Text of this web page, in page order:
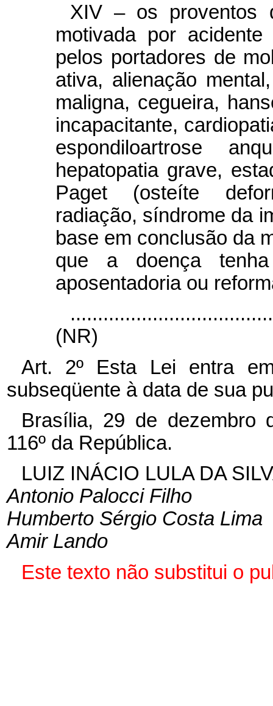
XIV – os proventos
motivada por
pelos portadores de
ativa, alienação
maligna, cegueira,
incapacitante,
espondiloartrose
hepatopatia grave,
Paget (osteíte
radiação, síndrome da
base em conclusão da
que a doença
aposentadoria ou
(NR)
Art. 2º Esta Lei entra
subseqüente à data de sua
Brasília, 29 de dezembro
116º da República.
LUIZ INÁCIO LULA DA
Antonio Palocci Filho
Humberto Sérgio Costa Lima
Amir Lando
Este texto não substitui o